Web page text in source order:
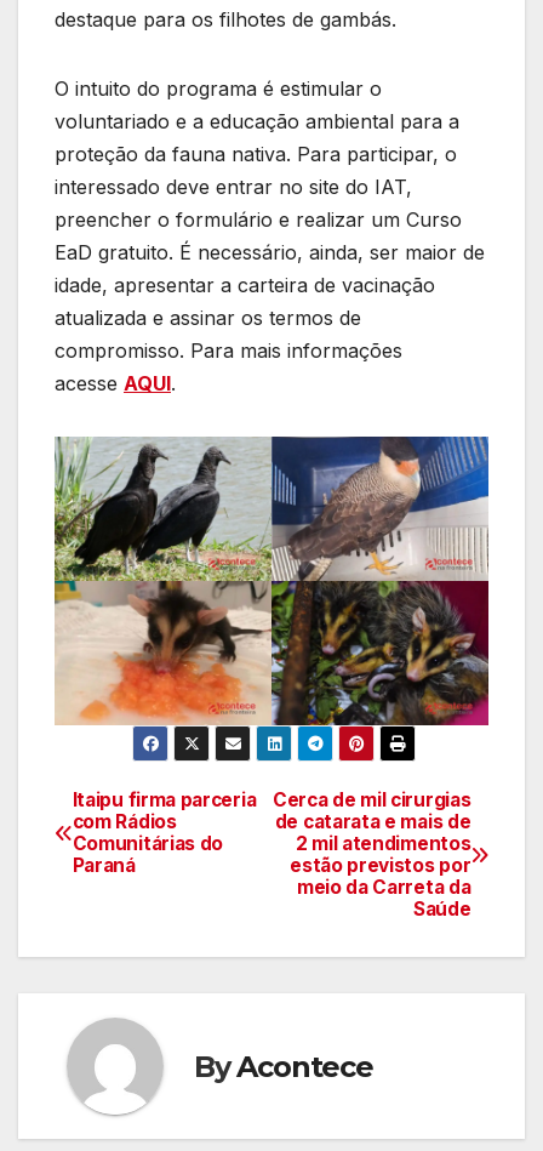
destaque para os filhotes de gambás.
O intuito do programa é estimular o
voluntariado e a educação ambiental para a
proteção da fauna nativa. Para participar, o
interessado deve entrar no site do IAT,
preencher o formulário e realizar um Curso
EaD gratuito. É necessário, ainda, ser maior de
idade, apresentar a carteira de vacinação
atualizada e assinar os termos de
compromisso. Para mais informações
acesse AQUI.
Navegação
de
Cerca de mil cirurgias
de catarata e mais de
2 mil atendimentos
estão previstos por
meio da Carreta da
Saúde
Itaipu firma parceria
com Rádios
Comunitárias do
Paraná
ByAcontece